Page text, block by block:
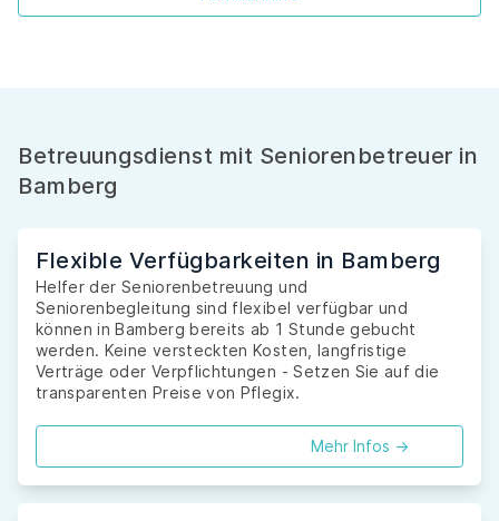
Betreuungsdienst mit Seniorenbetreuer in
Bamberg
Flexible Verfügbarkeiten in Bamberg
Helfer der Seniorenbetreuung und
Seniorenbegleitung sind flexibel verfügbar und
können in Bamberg bereits ab 1 Stunde gebucht
werden. Keine versteckten Kosten, langfristige
Verträge oder Verpflichtungen - Setzen Sie auf die
transparenten Preise von Pflegix.
Mehr Infos ->